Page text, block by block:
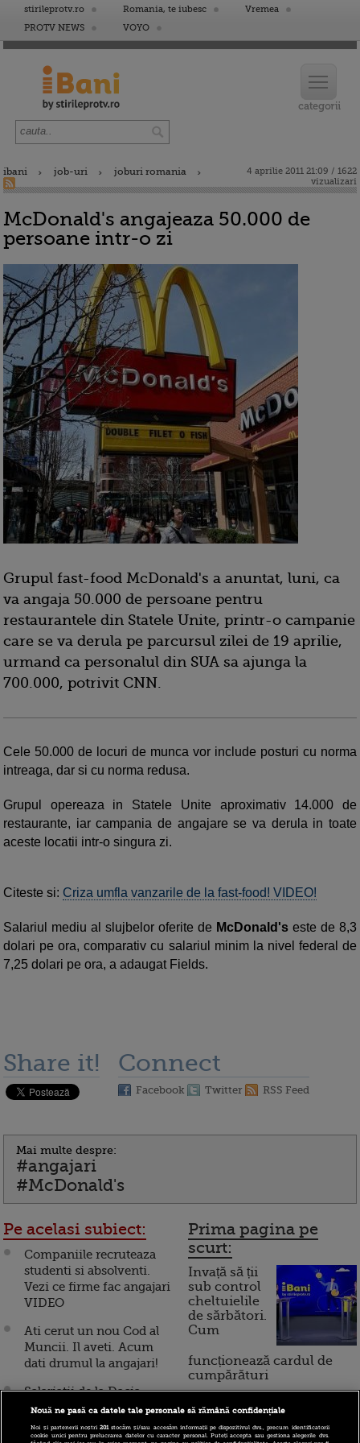
stirileprotv.ro Romania, te iubesc
Vremea
PROTV NEWS
VOYO
ibani job-uri joburi romania
4 aprilie 2011 21:09 / 1622
vizualizari
McDonald's angajeaza 50.000 de
persoane intr-o zi
Grupul fast-food McDonald's a anuntat, luni, ca
va angaja 50.000 de persoane pentru
restaurantele din Statele Unite, printr-o campanie
care se va derula pe parcursul zilei de 19 aprilie,
urmand ca personalul din SUA sa ajunga la
700.000, potrivit CNN.
Cele 50.000 de locuri de munca vor include posturi cu norma
intreaga, dar si cu norma redusa.
Grupul opereaza in Statele Unite aproximativ 14.000 de
restaurante, iar campania de angajare se va derula in toate
aceste locatii intr-o singura zi.
Citeste si: Criza umfla vanzarile de la fast-food! VIDEO!
Salariul mediu al slujbelor oferite de McDonald's este de 8,3
dolari pe ora, comparativ cu salariul minim la nivel federal de
7,25 dolari pe ora, a adaugat Fields.
Share it! Connect
Facebook Twitter RSS Feed
Mai multe despre:
#angajari
#McDonald's
Pe acelasi subiect:
Companiile recruteaza
studenti si absolventi.
Vezi ce firme fac angajari
VIDEO
Ati cerut un nou Cod al
Muncii. Il aveti. Acum
dati drumul la angajari!
Salariatii de la Dacia
primesc 260 de lei in
plus la salariu! Compania
face in continuare
Prima pagina pe
scurt:
Invață să ții
sub control
cheltuielile
de sărbători.
Cum
funcționează cardul de
cumpărături
Incont , site-ul Știrile Pro
TV de informații
Nouă ne pasă ca datele tale personale să rămână confidențiale
Noi și partenerii noștri201stocăm și/sau accesăm informații pe dispozitivul dvs., precum identificatorii
cookie unici pentru prelucrarea datelor cu caracter personal. Puteți accepta sau gestiona alegerile dvs.